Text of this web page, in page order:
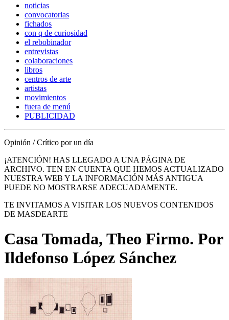
noticias
convocatorias
fichados
con q de curiosidad
el rebobinador
entrevistas
colaboraciones
libros
centros de arte
artistas
movimientos
fuera de menú
PUBLICIDAD
Opinión / Crítico por un día
¡ATENCIÓN! HAS LLEGADO A UNA PÁGINA DE
ARCHIVO. TEN EN CUENTA QUE HEMOS ACTUALIZADO
NUESTRA WEB Y LA INFORMACIÓN MÁS ANTIGUA
PUEDE NO MOSTRARSE ADECUADAMENTE.
TE INVITAMOS A VISITAR LOS NUEVOS CONTENIDOS
DE MASDEARTE
Casa Tomada, Theo Firmo. Por
Ildefonso López Sánchez